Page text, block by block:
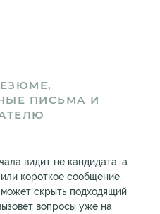
ПИСЬМА И
видит не кандидата, а
короткое сообщение.
скрыть подходящий
вопросы уже на